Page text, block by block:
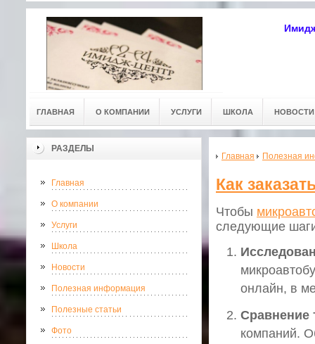
ГЛАВНАЯ О КОМПАНИИ УСЛУГИ ШКОЛА НОВОСТИ
РАЗДЕЛЫ
Главная
О компании
Услуги
Школа
Новости
Полезная информация
Полезные статьи
Фото
Главная Полезная
Как
Чтобы
следующие
онлайн, в
Сравнение
компаний.